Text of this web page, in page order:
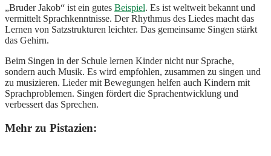
„Bruder Jakob“ ist ein gutes Beispiel. Es ist weltweit bekannt und
vermittelt Sprachkenntnisse. Der Rhythmus des Liedes macht das
Lernen von Satzstrukturen leichter. Das gemeinsame Singen stärkt
das Gehirn.
Beim Singen in der Schule lernen Kinder nicht nur Sprache,
sondern auch Musik. Es wird empfohlen, zusammen zu singen und
zu musizieren. Lieder mit Bewegungen helfen auch Kindern mit
Sprachproblemen. Singen fördert die Sprachentwicklung und
verbessert das Sprechen.
Mehr zu Pistazien: